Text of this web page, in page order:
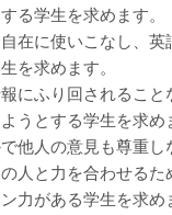
る学生を求めます。
在に使いこなし、英
を求めます。
にふり回されること
うとする学生を求め
他人の意見も尊重し
人と力を合わせるた
力がある学生を求め